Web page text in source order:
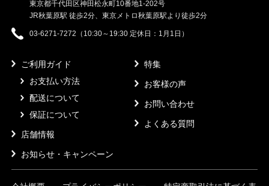
東京都千代田区神田松永町10番地1-202号
JR秋葉原駅 徒歩2分、東京メトロ秋葉原駅より徒歩2分
03-6271-7272（10:30～19:30 定休日：1月1日）
ご利用ガイド
お支払い方法
配送について
保証について
店舗情報
お知らせ・キャンペーン
特集
お客様の声
お問い合わせ
よくある質問